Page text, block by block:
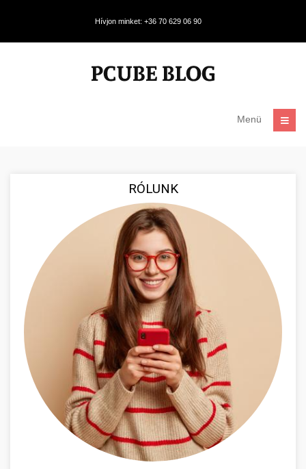
Hívjon minket: +36 70 629 06 90
Menü
RÓLUNK